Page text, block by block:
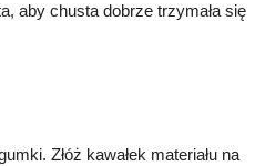
aby chusta dobrze trzymała się
Złóż kawałek materiału na